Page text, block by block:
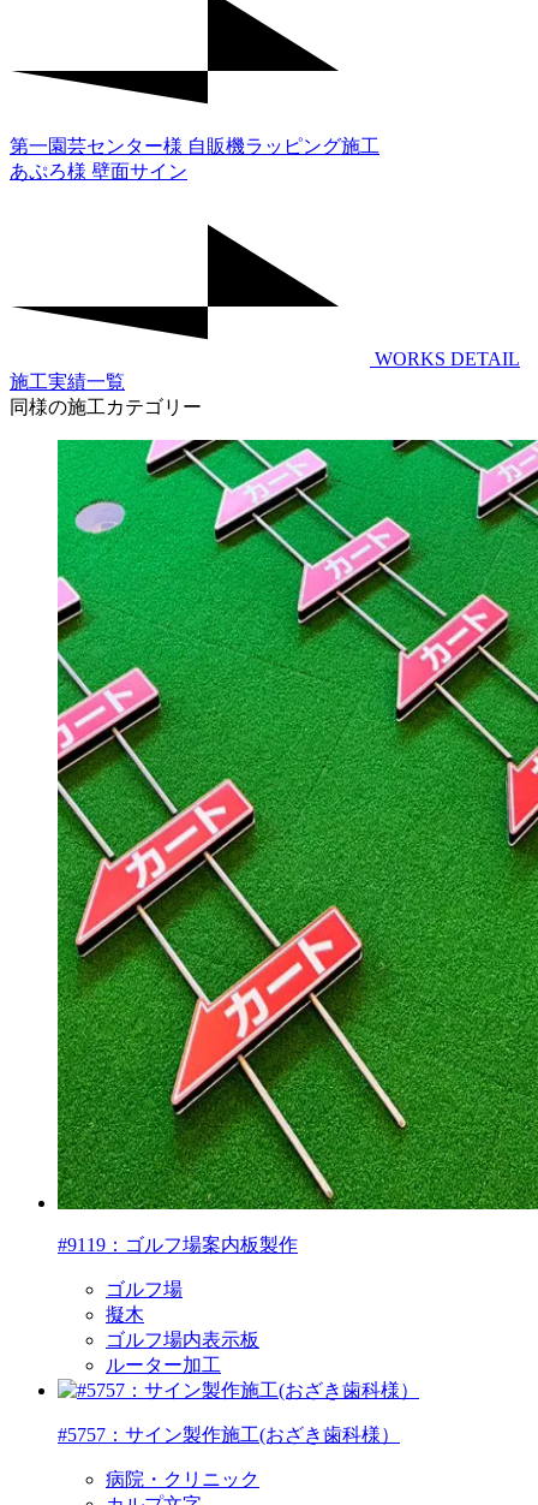
第一園芸センター様 自販機ラッピング施工
あぷろ様 壁面サイン
WORKS DETAIL
施工実績一覧
同様の施工カテゴリー
#9119：ゴルフ場案内板製作
ゴルフ場
擬木
ゴルフ場内表示板
ルーター加工
#5757：サイン製作施工(おざき歯科様）
病院・クリニック